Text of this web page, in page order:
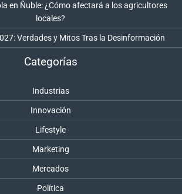
en Ñuble: ¿Cómo afectará a los agricultores
locales?
Verdades y Mitos Tras la Desinformación
Categorías
Industrias
Innovación
Lifestyle
Marketing
Mercados
Política